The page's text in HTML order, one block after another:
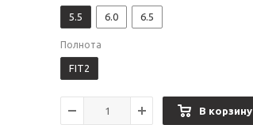
5.5 6.0 6.5
Полнота
FIT2
В корзину